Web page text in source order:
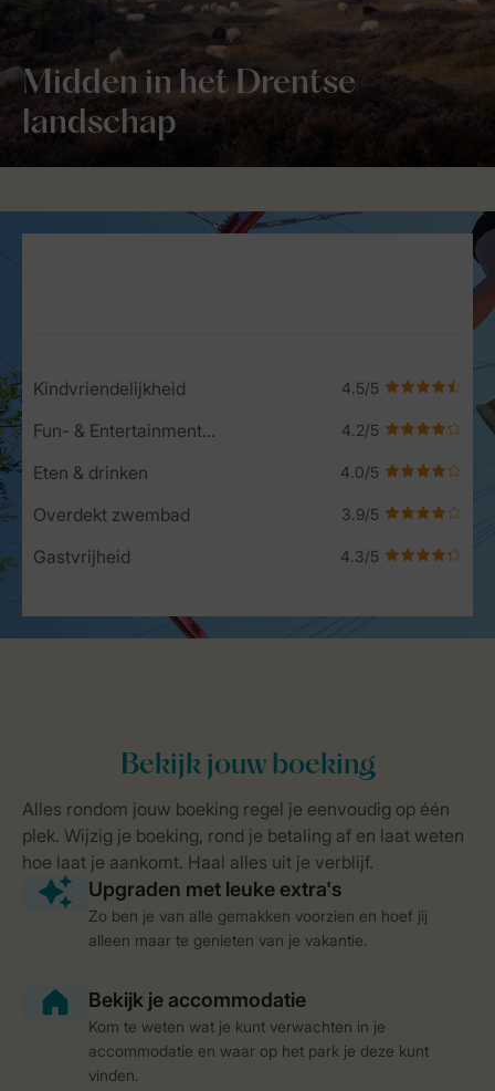
Midden in het Drentse
landschap
Service Rating from our guests
Kindvriendelijkheid
Fun- & Entertainment-programma
Eten & drinken
Overdekt zwembad
Gastvrijheid
Zo ben je van alle gemakken voorzien en hoef jij
alleen maar te genieten van je vakantie.
Kom te weten wat je kunt verwachten in je
accommodatie en waar op het park je deze kunt
vinden.